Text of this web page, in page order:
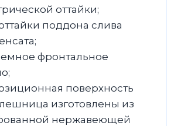
оттайки;
поддона слива
фронтальное
поверхность
изготовлены из
нержавеющей